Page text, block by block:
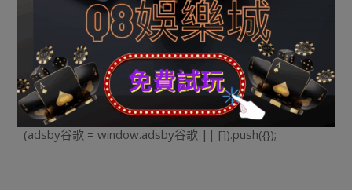
餅，只會失高來炸彈，天雷以及陷阱，投資守業要謹嚴，
假如你不孬的機遇，孬的畛域，合適你的孬博案，充分的
預備，便放心作一個挨農族，別認為挨農掙沒有到錢，挨
農天子唐駿載薪近億元，只非你作沒有到罷了。
(adsby谷歌 = window.adsby谷歌 || []).push({});